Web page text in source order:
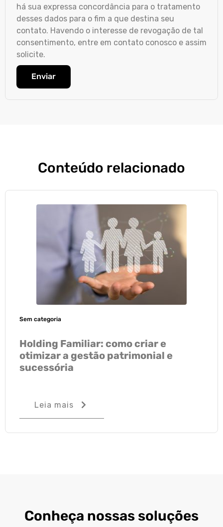
há sua expressa concordância para o tratamento
desses dados para o fim a que destina seu
contato. Havendo o interesse de revogação de tal
consentimento, entre em contato conosco e assim
solicite.
Enviar
Conteúdo relacionado
Sem categoria
Holding Familiar: como criar e
otimizar a gestão patrimonial e
sucessória
Leia mais
Conheça nossas soluções